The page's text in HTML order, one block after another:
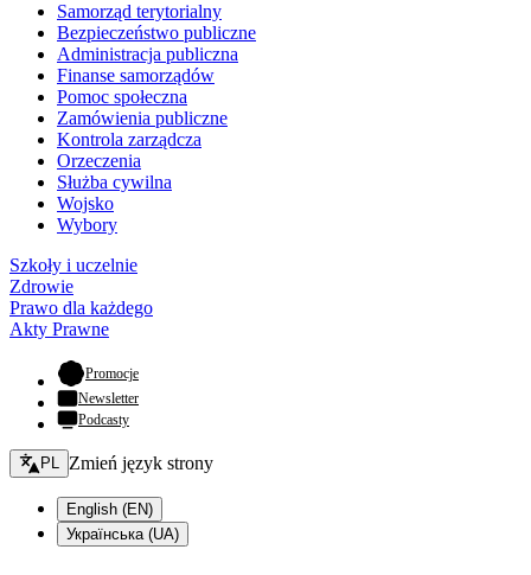
Samorząd terytorialny
Bezpieczeństwo publiczne
Administracja publiczna
Finanse samorządów
Pomoc społeczna
Zamówienia publiczne
Kontrola zarządcza
Orzeczenia
Służba cywilna
Wojsko
Wybory
Szkoły i uczelnie
Zdrowie
Prawo dla każdego
Akty Prawne
Promocje- otwiera się w nowej karcie
Newsletter
Podcasty
Zmień język - bieżący:
PL Zmień język strony
English (EN)
Українська (UA)